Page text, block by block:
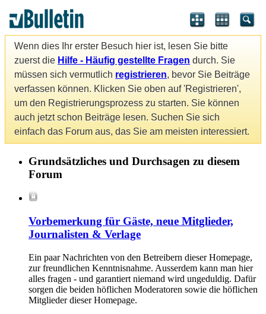
Wenn dies Ihr erster Besuch hier ist, lesen Sie bitte
zuerst die Hilfe - Häufig gestellte Fragen durch. Sie
müssen sich vermutlich registrieren, bevor Sie Beiträge
verfassen können. Klicken Sie oben auf 'Registrieren',
um den Registrierungsprozess zu starten. Sie können
auch jetzt schon Beiträge lesen. Suchen Sie sich
einfach das Forum aus, das Sie am meisten interessiert.
Grundsätzliches und Durchsagen zu diesem
Forum
Vorbemerkung für Gäste, neue Mitglieder,
Journalisten & Verlage
Ein paar Nachrichten von den Betreibern dieser Homepage,
zur freundlichen Kenntnisnahme. Ausserdem kann man hier
alles fragen - und garantiert niemand wird ungeduldig. Dafür
sorgen die beiden höflichen Moderatoren sowie die höflichen
Mitglieder dieser Homepage.